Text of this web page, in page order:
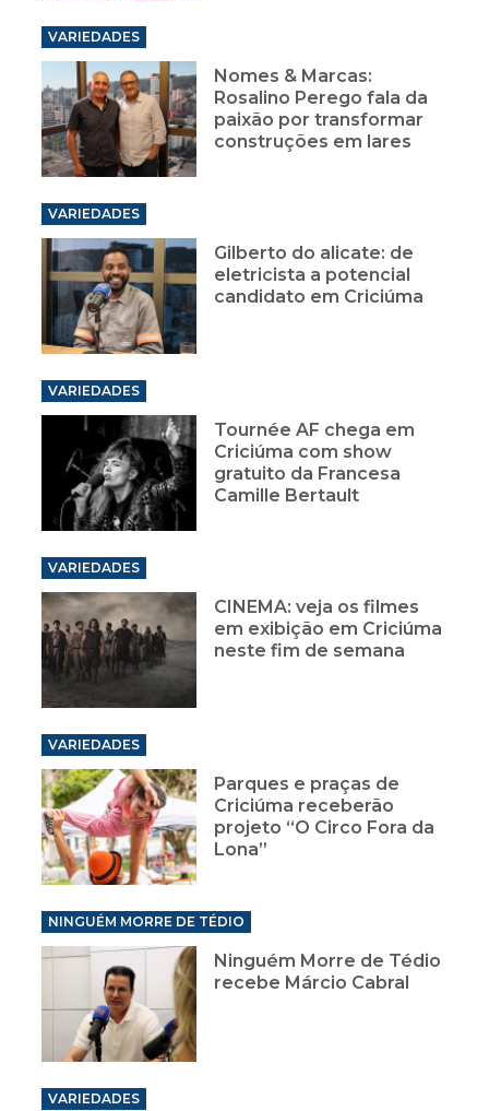
VARIEDADES
Nomes & Marcas:
Rosalino Perego fala da
paixão por transformar
construções em lares
VARIEDADES
Gilberto do alicate: de
eletricista a potencial
candidato em Criciúma
VARIEDADES
Tournée AF chega em
Criciúma com show
gratuito da Francesa
Camille Bertault
VARIEDADES
CINEMA: veja os filmes
em exibição em Criciúma
neste fim de semana
VARIEDADES
Parques e praças de
Criciúma receberão
projeto “O Circo Fora da
Lona”
NINGUÉM MORRE DE TÉDIO
Ninguém Morre de Tédio
recebe Márcio Cabral
VARIEDADES